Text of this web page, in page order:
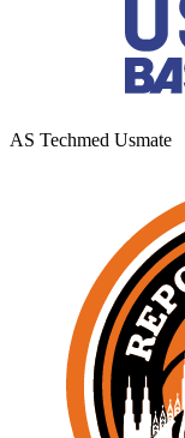
AS Techmed Usmate